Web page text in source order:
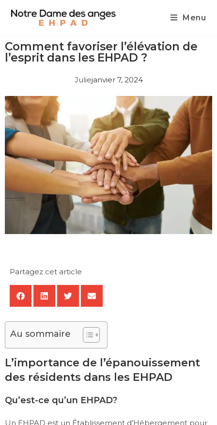
Menu
Comment favoriser l’élévation de
l’esprit dans les EHPAD ?
Juliejanvier 7, 2024
Partagez cet article
Au sommaire
L’importance de l’épanouissement
des résidents dans les EHPAD
Qu’est-ce qu’un EHPAD?
Un EHPAD est un Établissement d’Hébergement pour